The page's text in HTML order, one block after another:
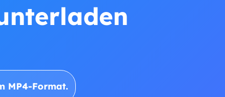
MP4-Format.